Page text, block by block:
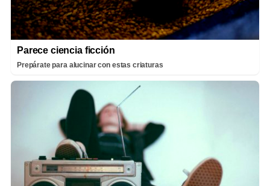
Parece ciencia ficción
Prepárate para alucinar con estas criaturas